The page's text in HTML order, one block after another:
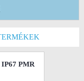
PMR